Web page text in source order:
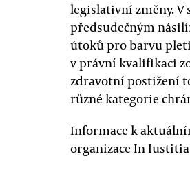
legislativní změny. V
předsudečným
útoků pro barvu
v právní kvalifikaci
zdravotní postižení
různé kategorie
Informace k
organizace In